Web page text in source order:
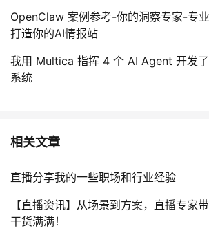
OpenClaw 案例参考-你的洞察专家-专
打造你的AI情报站
我用 Multica 指挥 4 个 AI Agent 开发
系统
相关文章
直播分享我的一些职场和行业经验
【直播资讯】从场景到方案，直播专家
干货满满！